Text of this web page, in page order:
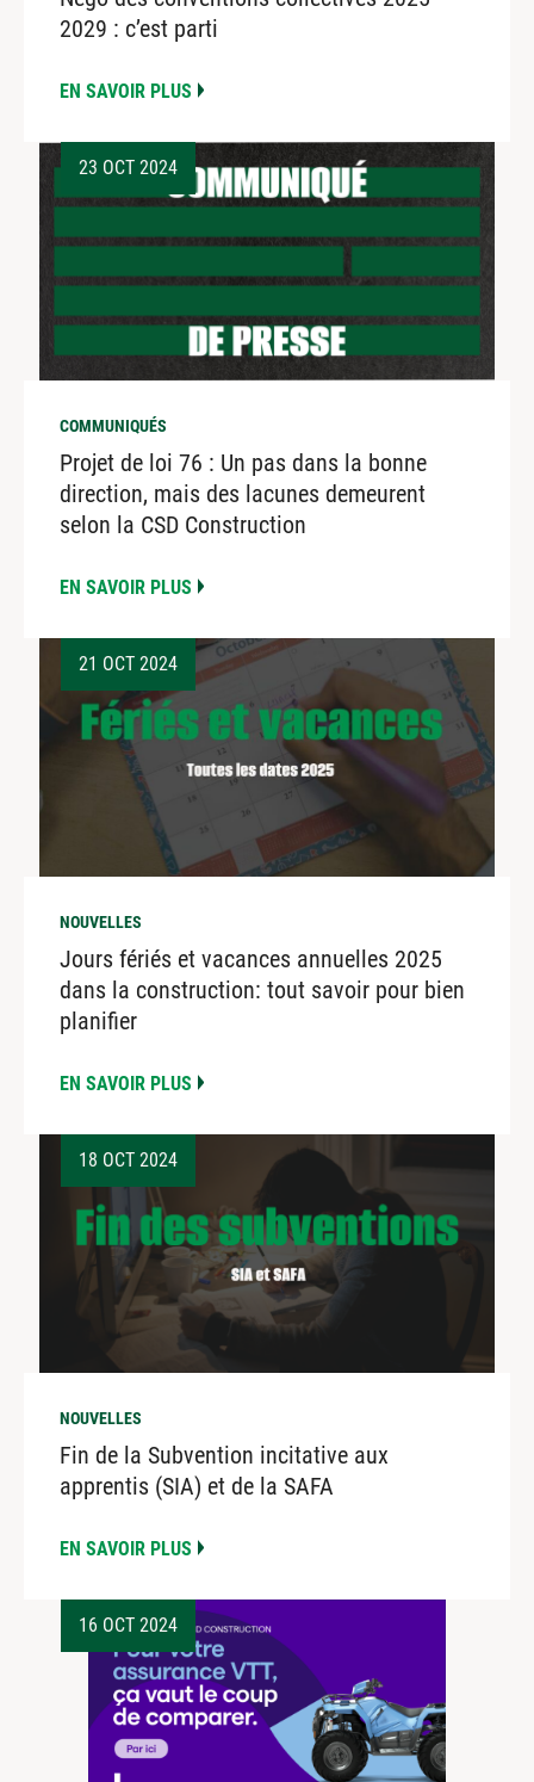
2029 : c’est parti
EN SAVOIR PLUS
23 OCT 2024
COMMUNIQUÉS
Projet de loi 76 : Un pas dans la bonne
direction, mais des lacunes demeurent
selon la CSD Construction
EN SAVOIR PLUS
21 OCT 2024
NOUVELLES
Jours fériés et vacances annuelles 2025
dans la construction: tout savoir pour bien
planifier
EN SAVOIR PLUS
18 OCT 2024
NOUVELLES
Fin de la Subvention incitative aux
apprentis (SIA) et de la SAFA
EN SAVOIR PLUS
16 OCT 2024